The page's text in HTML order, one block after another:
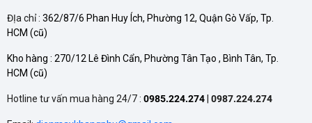
việc khắc nghiệt và tần suất sử dụng cao trong các nhà bếp:
Chất liệu Inox chắc chắn:Toàn bộ thân tủ của mẫu
hoen gỉ, chịu lực tốt và đảm bảo vệ sinh an toàn thực
ĐỊa chỉ : 362/87/6 Phan Huy Ích, Phường 12, Quận Gò Vấp, Tp.
HCM (cũ)
Kho hàng : 270/12 Lê Đình Cẩn, Phường Tân Tạo , Bình Tân, Tp.
HCM (cũ)
Hotline tư vấn mua hàng 24/7 : 0985.224.274 0987.224.274